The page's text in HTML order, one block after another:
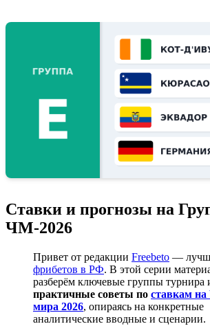
Ставки и прогнозы на
ЧМ-2026
Привет от редакции Freebeto —
фрибетов в РФ. В этой серии
разберём ключевые группы турнира
практичные советы по ставкам
мира 2026, опираясь на конкретные
аналитические вводные и сценарии.